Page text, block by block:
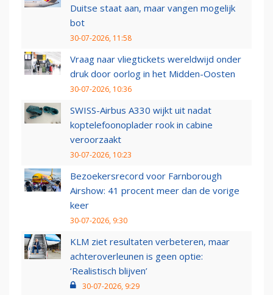
Duitse staat aan, maar vangen mogelijk
bot
30-07-2026, 11:58
Vraag naar vliegtickets wereldwijd onder
druk door oorlog in het Midden-Oosten
30-07-2026, 10:36
SWISS-Airbus A330 wijkt uit nadat
koptelefoonoplader rook in cabine
veroorzaakt
30-07-2026, 10:23
Bezoekersrecord voor Farnborough
Airshow: 41 procent meer dan de vorige
keer
30-07-2026, 9:30
KLM ziet resultaten verbeteren, maar
achteroverleunen is geen optie:
‘Realistisch blijven’
30-07-2026, 9:29